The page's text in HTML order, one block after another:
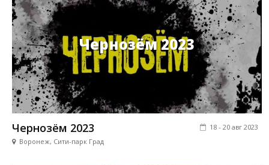
Чернозём 2023
Чернозём 2023
Воронеж, Сити-парк Град
18 - 20 авг 2023